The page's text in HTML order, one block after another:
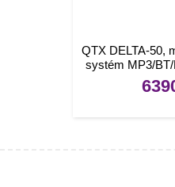
QTX DELTA-50,
systém MP3/